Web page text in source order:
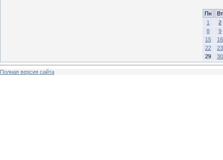
Пн
Вт
1
2
8
9
15
16
22
23
29
30
Полная версия сайта